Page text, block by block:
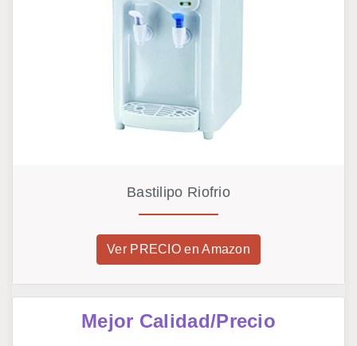
Bastilipo Riofrio
Ver PRECIO en Amazon
Mejor Calidad/Precio